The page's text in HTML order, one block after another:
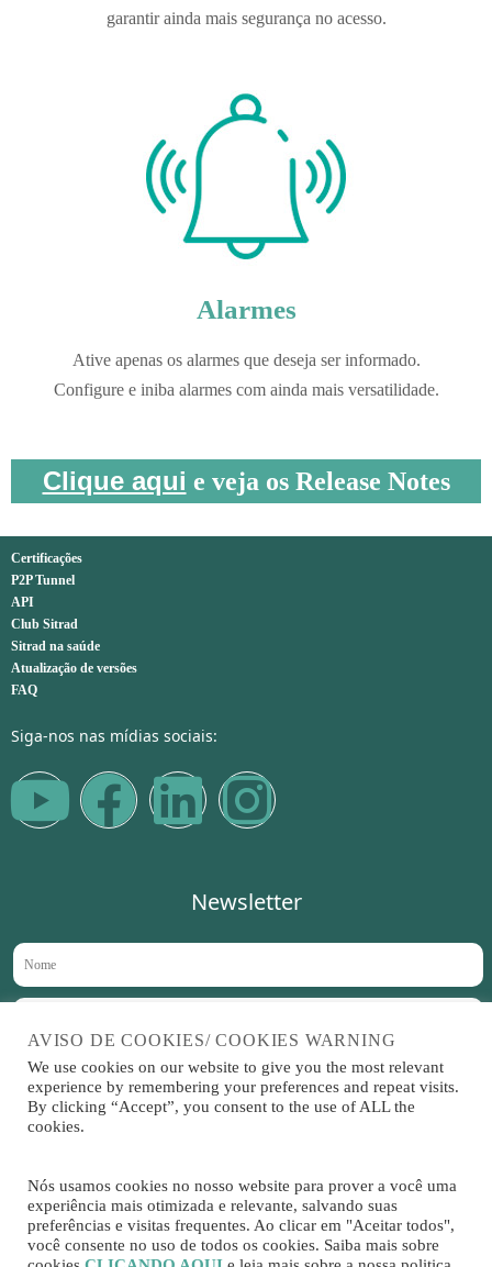
garantir ainda mais segurança no acesso.
Alarmes
Ative apenas os alarmes que deseja ser informado.
Configure e iniba alarmes com ainda mais versatilidade.
Clique aqui e veja os Release Notes
Certificações
P2P Tunnel
API
Club Sitrad
Sitrad na saúde
Atualização de versões
FAQ
Siga-nos nas mídias sociais:
Newsletter
Aceito receber novidades no meu e-mail periodicamente
Sitrad é um software
desenvolvido por
AVISO DE COOKIES/ COOKIES WARNING
We use cookies on our website to give you the most relevant
experience by remembering your preferences and repeat visits.
By clicking “Accept”, you consent to the use of ALL the
cookies.
Nós usamos cookies no nosso website para prover a você uma
experiência mais otimizada e relevante, salvando suas
preferências e visitas frequentes. Ao clicar em "Aceitar todos",
você consente no uso de todos os cookies. Saiba mais sobre